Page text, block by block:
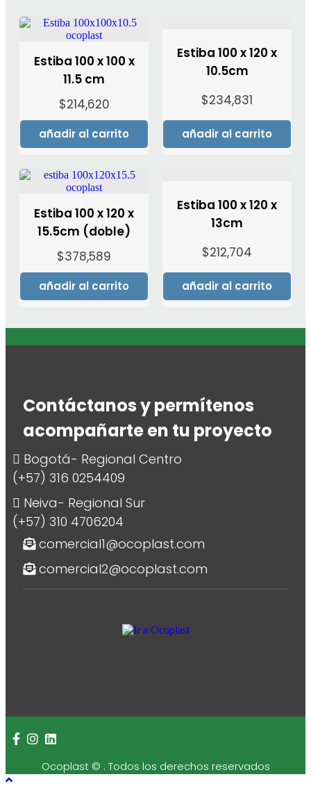
Estiba 100 x 100 x
11.5 cm
$214,620
añadir al carrito
Estiba 100 x 120 x
10.5cm
$234,831
añadir al carrito
Estiba 100 x 120 x
15.5cm (doble)
$378,589
añadir al carrito
Estiba 100 x 120 x
13cm
$212,704
añadir al carrito
Contáctanos y permítenos
acompañarte en tu proyecto
Bogotá- Regional Centro
(+57) 316 0254409
Neiva- Regional Sur
(+57) 310 4706204
comercial1@ocoplast.com
comercial2@ocoplast.com
Ocoplast © . Todos los derechos reservados